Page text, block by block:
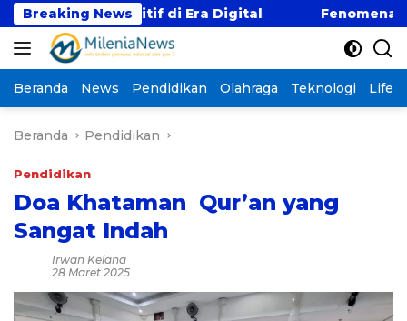
Langsung
ke
konten
Breaking News
Kompetitif di Era Digital Fenomena “Kabur Aja
Beranda News Pendidikan Olahraga Teknologi
Beranda Pendidikan
Pendidikan
Doa Khataman Qur’an yang
Sangat Indah
Irwan Kelana
28 Maret 2025